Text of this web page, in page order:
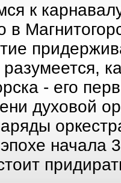
к
в
разумеется,
- его
духовой
начала